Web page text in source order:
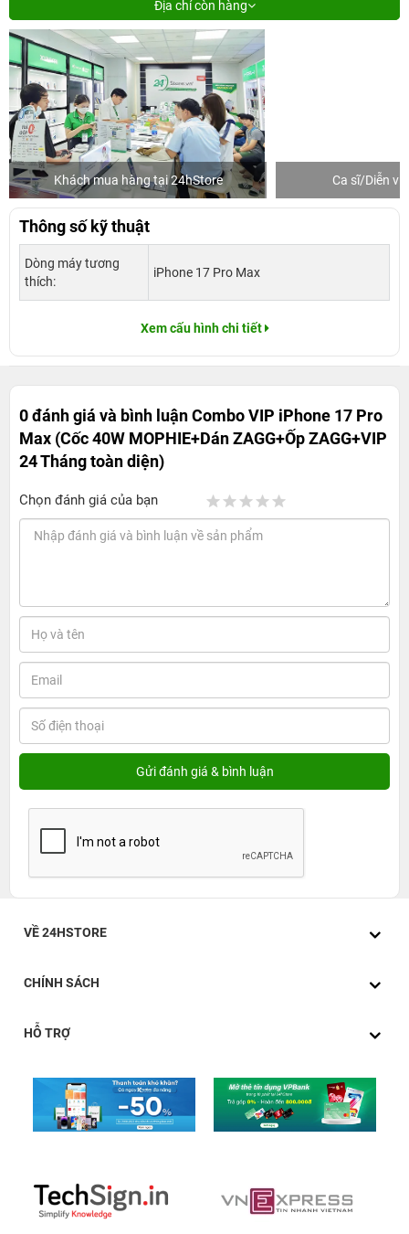
Địa chỉ còn hàng
Khách mua hàng tại 24hStore Ca sĩ/Diễn
Thông số kỹ thuật
Dòng máy tương
thích:
iPhone 17 Pro Max
Xem cấu hình chi tiết
0 đánh giá và bình luậnCombo VIP iPhone 17 Pro
Max (Cốc 40W MOPHIE+Dán ZAGG+Ốp ZAGG+VIP
24 Tháng toàn diện)
Chọn đánh giá của bạn
VỀ 24HSTORE
CHÍNH SÁCH
HỖ TRỢ